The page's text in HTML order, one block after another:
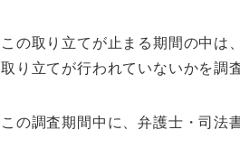
この取り立てが止まる期間の中は
取り立てが行われていないかを調
この調査期間中に、弁護士・司法